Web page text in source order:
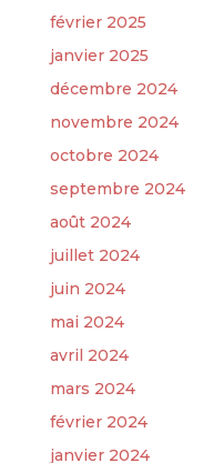
février 2025
janvier 2025
décembre 2024
novembre 2024
octobre 2024
septembre 2024
août 2024
juillet 2024
juin 2024
mai 2024
avril 2024
mars 2024
février 2024
janvier 2024